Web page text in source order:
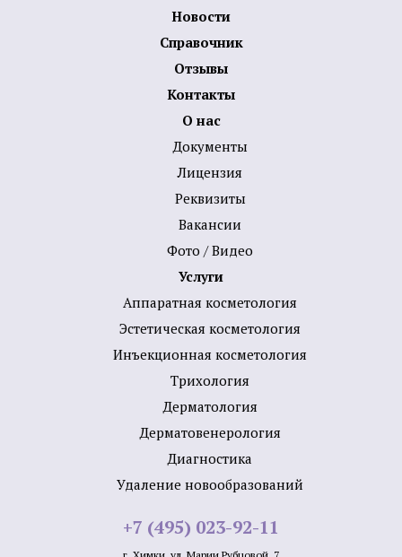
Новости
Справочник
Отзывы
Контакты
О нас
Документы
Лицензия
Реквизиты
Вакансии
Фото / Видео
Услуги
Аппаратная косметология
Эстетическая косметология
Инъекционная косметология
Трихология
Дермато­логия
Дерматовенерология
Диагностика
Удаление новообразований
+7 (495) 023-92-11